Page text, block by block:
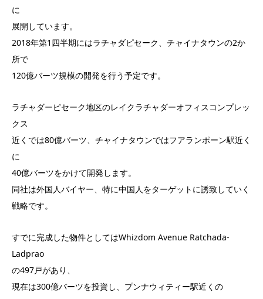
に
展開しています。
2018年第1四半期にはラチャダピセーク、チャイナタウンの2か
所で
120億バーツ規模の開発を行う予定です。
ラチャダーピセーク地区のレイクラチャダーオフィスコンプレッ
クス
近くでは80億バーツ、チャイナタウンではフアランポーン駅近く
に
40億バーツをかけて開発します。
同社は外国人バイヤー、特に中国人をターゲットに誘致していく
戦略です。
すでに完成した物件としてはWhizdom Avenue Ratchada-
Ladprao
の497戸があり、
現在は300億バーツを投資し、プンナウィティー駅近くの